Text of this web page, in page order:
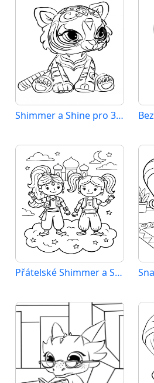
Shimmer a Shine pro 3leté děti
Přátelské Shimmer a Shine